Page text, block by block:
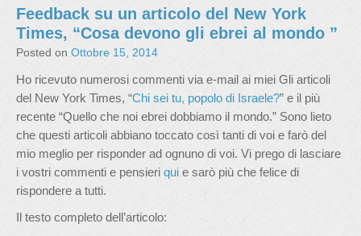
Feedback su un articolo del New York
Times, “Cosa devono gli ebrei al mondo ”
Posted on Ottobre 15, 2014
Ho ricevuto numerosi commenti via e-mail ai miei Gli articoli
del New York Times, “Chi sei tu, popolo di Israele?” e il più
recente “Quello che noi ebrei dobbiamo il mondo.” Sono lieto
che questi articoli abbiano toccato così tanti di voi e farò del
mio meglio per risponder ad ognuno di voi. Vi prego di lasciare
i vostri commenti e pensieri qui e sarò più che felice di
rispondere a tutti.
Il testo completo dell’articolo: